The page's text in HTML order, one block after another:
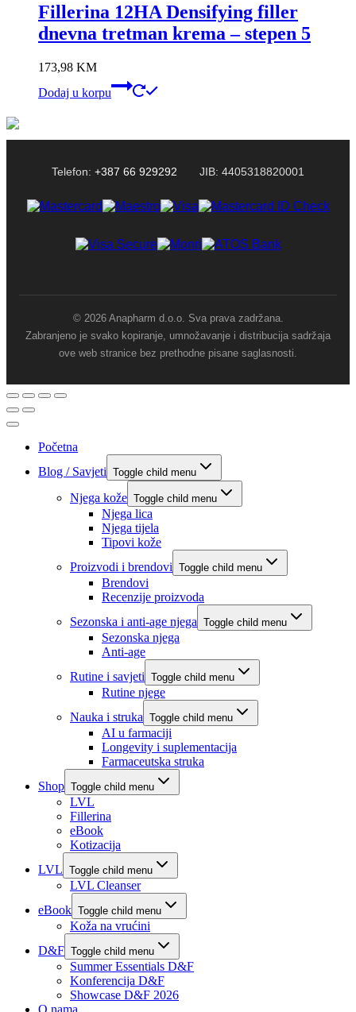
Fillerina 12HA Densifying filler
dnevna tretman krema – stepen 5
173,98 KM
Dodaj u korpu
Telefon: +387 66 929292 JIB: 4405318820001
© 2026 Anapharm d.o.o. Sva prava zadržana.
Zabranjeno je svako kopiranje, umnožavanje i distribucija sadržaja
ove web stranice bez prethodne pisane saglasnosti.
Početna
Blog / Savjeti Toggle child menu
Njega kože Toggle child menu
Njega lica
Njega tijela
Tipovi kože
Proizvodi i brendovi Toggle child menu
Brendovi
Recenzije proizvoda
Sezonska i anti-age njega Toggle child menu
Sezonska njega
Anti-age
Rutine i savjeti Toggle child menu
Rutine njege
Nauka i struka Toggle child menu
AI u farmaciji
Longevity i suplementacija
Farmaceutska struka
Shop Toggle child menu
LVL
Fillerina
eBook
Kotizacija
LVL Toggle child menu
LVL Cleanser
eBook Toggle child menu
Koža na vrućini
D&F Toggle child menu
Summer Essentials D&F
Konferencija D&F
Showcase D&F 2026
O nama